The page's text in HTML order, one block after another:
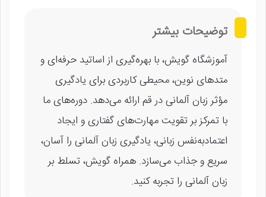
توضیحات بیشتر
آموزشگاه گویش، با بهره‌گیری از اساتید حرفه‌ای و
متدهای نوین، محیطی کاربردی برای یادگیری
مؤثر زبان آلمانی در قم ارائه می‌دهد. دوره‌های ما
با تمرکز بر تقویت مهارت‌های گفتاری و ایجاد
اعتمادبه‌نفس زبانی، یادگیری زبان آلمانی را آسان،
سریع و جذاب می‌سازد. همراه گویش، تسلط بر
زبان آلمانی را تجربه کنید.